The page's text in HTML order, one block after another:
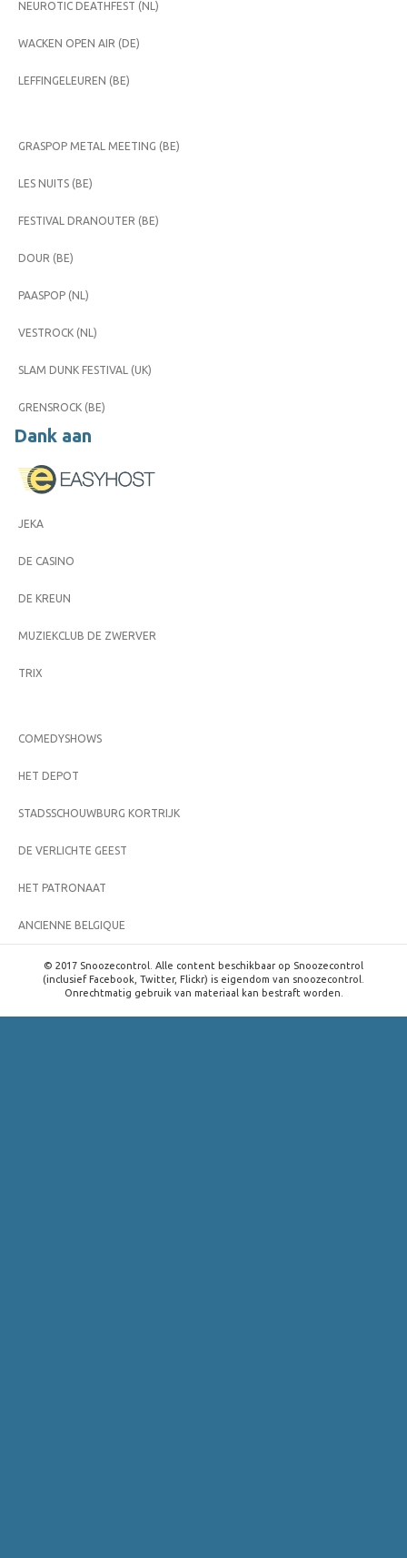
NEUROTIC DEATHFEST (NL)
WACKEN OPEN AIR (DE)
LEFFINGELEUREN (BE)
GRASPOP METAL MEETING (BE)
LES NUITS (BE)
FESTIVAL DRANOUTER (BE)
DOUR (BE)
PAASPOP (NL)
VESTROCK (NL)
SLAM DUNK FESTIVAL (UK)
GRENSROCK (BE)
Dank aan
JEKA
DE CASINO
DE KREUN
MUZIEKCLUB DE ZWERVER
TRIX
COMEDYSHOWS
HET DEPOT
STADSSCHOUWBURG KORTRIJK
DE VERLICHTE GEEST
HET PATRONAAT
ANCIENNE BELGIQUE
© 2017 Snoozecontrol. Alle content beschikbaar op Snoozecontrol
(inclusief Facebook, Twitter, Flickr) is eigendom van snoozecontrol.
Onrechtmatig gebruik van materiaal kan bestraft worden.